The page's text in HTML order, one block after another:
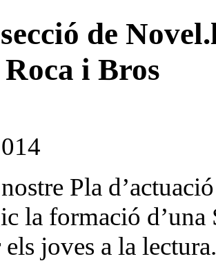
de
Roca i Bros
Pla
la formació
joves a la lectura.